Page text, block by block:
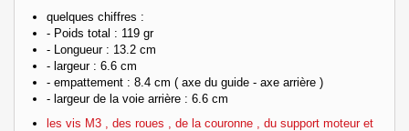
quelques chiffres :
- Poids total : 119 gr
- Longueur : 13.2 cm
- largeur : 6.6 cm
- empattement : 8.4 cm ( axe du guide - axe arrière )
- largeur de la voie arrière : 6.6 cm
les vis M3 , des roues , de la couronne , du support moteur et